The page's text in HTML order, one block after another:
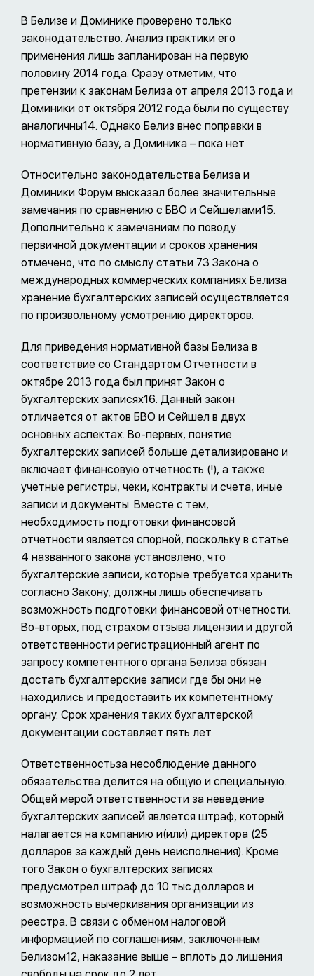
В Белизе и Доминике проверено только
законодательство. Анализ практики его
применения лишь запланирован на первую
половину 2014 года. Сразу отметим, что
претензии к законам Белиза от апреля 2013 года и
Доминики от октября 2012 года были по существу
аналогичны14. Однако Белиз внес поправки в
нормативную базу, а Доминика – пока нет.
Относительно законодательства Белиза и
Доминики Форум высказал более значительные
замечания по сравнению с БВО и Сейшелами15.
Дополнительно к замечаниям по поводу
первичной документации и сроков хранения
отмечено, что по смыслу статьи 73 Закона о
международных коммерческих компаниях Белиза
хранение бухгалтерских записей осуществляется
по произвольному усмотрению директоров.
Для приведения нормативной базы Белиза в
соответствие со Стандартом Отчетности в
октябре 2013 года был принят Закон о
бухгалтерских записях16. Данный закон
отличается от актов БВО и Сейшел в двух
основных аспектах. Во-первых, понятие
бухгалтерских записей больше детализировано и
включает финансовую отчетность (!), а также
учетные регистры, чеки, контракты и счета, иные
записи и документы. Вместе с тем,
необходимость подготовки финансовой
отчетности является спорной, поскольку в статье
4 названного закона установлено, что
бухгалтерские записи, которые требуется хранить
согласно Закону, должны лишь обеспечивать
возможность подготовки финансовой отчетности.
Во-вторых, под страхом отзыва лицензии и другой
ответственности регистрационный агент по
запросу компетентного органа Белиза обязан
достать бухгалтерские записи где бы они не
находились и предоставить их компетентному
органу. Срок хранения таких бухгалтерской
документации составляет пять лет.
Ответственностьза несоблюдение данного
обязательства делится на общую и специальную.
Общей мерой ответственности за неведение
бухгалтерских записей является штраф, который
налагается на компанию и(или) директора (25
долларов за каждый день неисполнения). Кроме
того Закон о бухгалтерских записях
предусмотрел штраф до 10 тыс.долларов и
возможность вычеркивания организации из
реестра. В связи с обменом налоговой
информацией по соглашениям, заключенным
Белизом12, наказание выше – вплоть до лишения